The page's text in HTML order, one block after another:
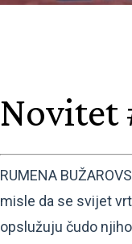
Novitet
RUMENA
misle da se svijet
opslužuju čudo